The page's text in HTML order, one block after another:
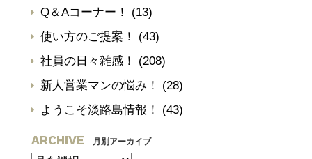
Q＆Aコーナー！
(13)
使い方のご提案！
(43)
社員の日々雑感！
(208)
新人営業マンの悩み！
(28)
ようこそ淡路島情報！
(43)
ARCHIVE 月別アーカイブ